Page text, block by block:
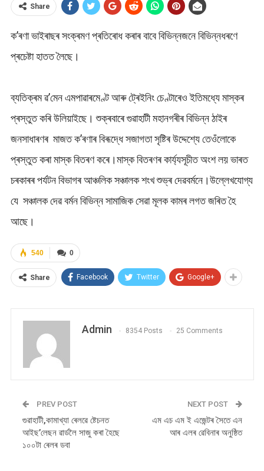
Share
ক’ৰণা ভাইৰাছৰ সংক্ৰমণ প্ৰতিৰোধ কৰাৰ বাবে বিভিন্নজনে বিভিন্নধৰণে
প্ৰচেষ্টা হাতত লৈছে।
ব্যতিক্ৰম ৱ’মেন এমপাৱাৰমেণ্ট আৰু ট্ৰেইনিং চেণ্টাৰেও ইতিমধ্যে মাস্কৰ
প্ৰস্তুত কৰি উলিয়াইছে। শুক্ৰবাৰে গুৱাহাটী মহানগৰীৰ বিভিন্ন ঠাইৰ
জনসাধাৰণৰ মাজত ক’ৰণাৰ বিৰূদ্ধে সজাগতা সৃষ্টিৰ উদ্দেশ্যে তেওঁলোকে
প্ৰস্তুত কৰা মাস্ক বিতৰণ কৰে।মাস্ক বিতৰণৰ কাৰ্য্যসূচীত অংশ লয় ভাৰত
চৰকাৰৰ পৰ্যটন বিভাগৰ আঞ্চলিক সঞ্চালক শংখ শুভ্ৰ দেৱবৰ্মনে।উল্লেখযোগ্য
যে সঞ্চালক দেৱ বৰ্মন বিভিন্ন সামাজিক সেৱা মূলক কামৰ লগত জৰিত হৈ
আছে।
0
540
Share Facebook Twitter Google+
Admin 8354 Posts 25 Comments
PREV POST
গুৱাহাটী,কামাখ্যা ৰেলৱে ষ্টেচনত
আইছ’লেছন ৱাৰ্ডলৈ সাজু কৰা হৈছে
১০০টা ৰেলৰ ডবা
NEXT POST
এম এচ এম ই এজেন্টৰ সৈতে এন
আৰ এলৰ ৱেবিনাৰ অনুষ্ঠিত